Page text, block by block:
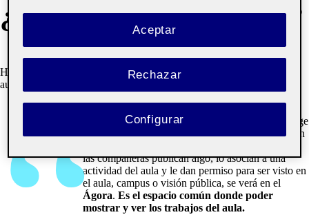
¿QUÉ ES UNA ÁGORA?
Hola! : D Esta página de presentación se ha generado
automáticamente.
Una Ágora pertenece a un aula de la UOC y recoge
los contenidos que los y las estudiantes publican en
las compañeras publican algo, lo asocian a una
actividad del aula y le dan permiso para ser visto en
el aula, campus o visión pública, se verá en el
Ágora. Es el espacio común donde poder
mostrar y ver los trabajos del aula.
Rechazar
Aceptar
Configurar